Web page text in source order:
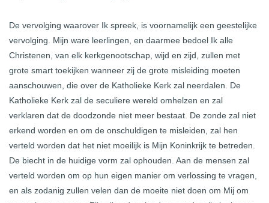
De vervolging waarover Ik spreek, is voornamelijk een geestelijke
vervolging. Mijn ware leerlingen, en daarmee bedoel Ik alle
Christenen, van elk kerkgenootschap, wijd en zijd, zullen met
grote smart toekijken wanneer zij de grote misleiding moeten
aanschouwen, die over de Katholieke Kerk zal neerdalen. De
Katholieke Kerk zal de seculiere wereld omhelzen en zal
verklaren dat de doodzonde niet meer bestaat. De zonde zal niet
erkend worden en om de onschuldigen te misleiden, zal hen
verteld worden dat het niet moeilijk is Mijn Koninkrijk te betreden.
De biecht in de huidige vorm zal ophouden. Aan de mensen zal
verteld worden om op hun eigen manier om verlossing te vragen,
en als zodanig zullen velen dan de moeite niet doen om Mij om